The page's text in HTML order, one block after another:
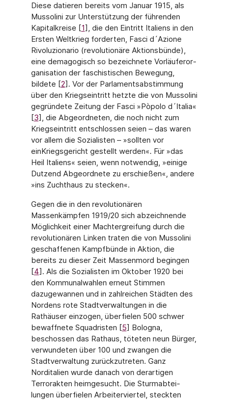
Diese datieren bereits vom Januar 1915, als
Mussolini zur Unterstützung der führenden
Kapitalkreise [1], die den Eintritt Italiens in den
Ersten Weltkrieg forderten, Fasci d´Azione
Rivoluzionario (revolutionäre Aktionsbünde),
eine demagogisch so bezeichnete Vorläuferor­
ganisation der faschistischen Bewegung,
bildete [2]. Vor der Parlamentsabstimmung
über den Kriegseintritt hetzte die von Mussolini
gegründete Zeitung der Fasci »Pòpolo d´Italia«
[3], die Abgeordneten, die noch nicht zum
Kriegseintritt entschlossen seien – das waren
vor allem die Sozialisten – »sollten vor
einKriegsgericht gestellt werden«. Für »das
Heil Ita­liens« seien, wenn notwendig, »einige
Dutzend Abgeordnete zu erschießen«, andere
»ins Zuchthaus zu stecken«.
Gegen die in den revolutionären
Massenkämpfen 1919/20 sich abzeichnende
Möglichkeit einer Machtergreifung durch die
revolutionären Linken traten die von Mussolini
geschaffe­nen Kampfbünde in Aktion, die
bereits zu dieser Zeit Massenmord begingen
[4]. Als die Sozi­alisten im Oktober 1920 bei
den Kommunalwahlen erneut Stimmen
dazugewannen und in zahlreichen Städten des
Nordens rote Stadtverwaltungen in die
Rathäuser einzogen, über­fielen 500 schwer
bewaffnete Squadristen [5] Bologna,
beschossen das Rathaus, töteten neun Bürger,
verwundeten über 100 und zwangen die
Stadtverwaltung zurückzutreten. Ganz
Norditalien wurde danach von derartigen
Terrorakten heimgesucht. Die Sturmabtei­
lungen überfielen Arbeiterviertel, steckten